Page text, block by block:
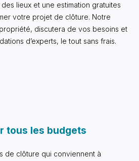
lieux et une estimation gratuites
votre projet de clôture. Notre
discutera de vos besoins et
d’experts, le tout sans frais.
tous les budgets
de clôture qui conviennent à